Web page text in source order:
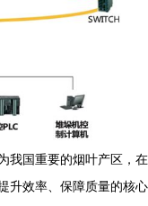
我国重要的烟叶产区，在
升效率、保障质量的核心